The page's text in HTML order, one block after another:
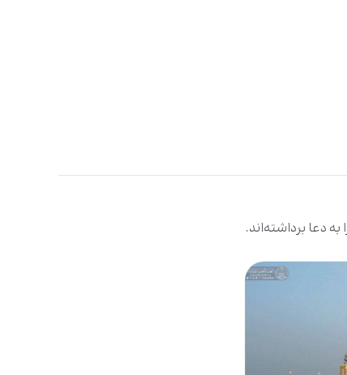
دعا برداشته‌اند.